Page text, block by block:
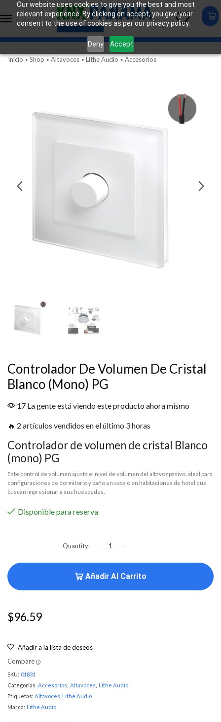
Our website uses cookies to give you the best and most
relevant experience. By clicking on accept, you give your
consent to the use of cookies as per our privacy policy.
Deny
Accept
Inicio • Shop • Altavoces • Lithe Audio • Accesorios
Controlador De Volumen De Cristal
Blanco (mono) PG
17 La gente está viendo este producto ahora mismo
🔥 2 artículos vendidos en el último 3 horas
Controlador de volumen de cristal Blanco
(mono) PG
Este control de volumen ajusta el nivel de volumen del altavoz pasivo, ideal para
configuraciones de dormitorio y baño en casa o en habitaciones de hotel que
buscan impresionar a sus huéspedes.
Disponible para reserva
Añadir Al Carrito
$96.59
Añadir a la lista de deseos
Compare
SKU: 01831
Categorías Accesorios Altavoces
Lithe Audio
Etiquetas: Altavoces Lithe Audio
Marca: Lithe Audio